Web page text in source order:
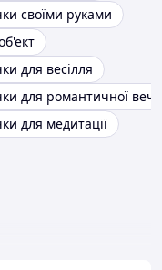
своїми руками
для весілля
для романтичної
для медитації